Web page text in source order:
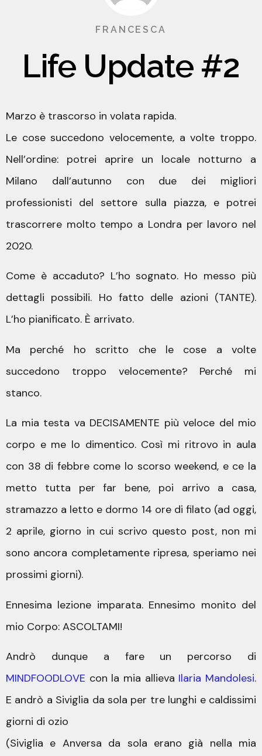
FRANCESCA
Life Update #2
Marzo è trascorso in volata rapida.
Le cose succedono velocemente, a volte troppo.
Nell’ordine: potrei aprire un locale notturno a
Milano dall’autunno con due dei migliori
professionisti del settore sulla piazza, e potrei
trascorrere molto tempo a Londra per lavoro nel
2020.
Come è accaduto? L’ho sognato. Ho messo più
dettagli possibili. Ho fatto delle azioni (TANTE).
L’ho pianificato. È arrivato.
Ma perché ho scritto che le cose a volte
succedono troppo velocemente? Perché mi
stanco.
La mia testa va DECISAMENTE più veloce del mio
corpo e me lo dimentico. Così mi ritrovo in aula
con 38 di febbre come lo scorso weekend, e ce la
metto tutta per far bene, poi arrivo a casa,
stramazzo a letto e dormo 14 ore di filato (ad oggi,
2 aprile, giorno in cui scrivo questo post, non mi
sono ancora completamente ripresa, speriamo nei
prossimi giorni).
Ennesima lezione imparata. Ennesimo monito del
mio Corpo: ASCOLTAMI!
Andrò dunque a fare un percorso di
MINDFOODLOVE con la mia allieva Ilaria Mandolesi.
E andrò a Siviglia da sola per tre lunghi e caldissimi
giorni di ozio
(Siviglia e Anversa da sola erano già nella mia